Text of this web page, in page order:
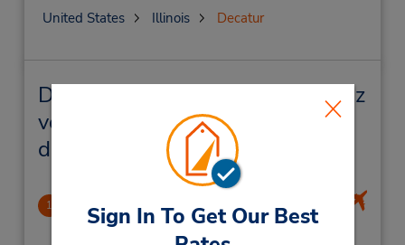
Sign In To Get Our Best
United States
Illinois Decatur
Decatur Succursales près de chez
vous et succursales de location
de véhicule
1 Decatur Municipal Airport
5.16 mille